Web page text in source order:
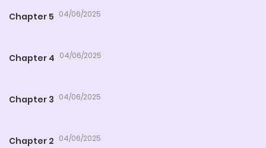
Chapter 5 04/06/2025
Chapter 4 04/06/2025
Chapter 3 04/06/2025
Chapter 2 04/06/2025